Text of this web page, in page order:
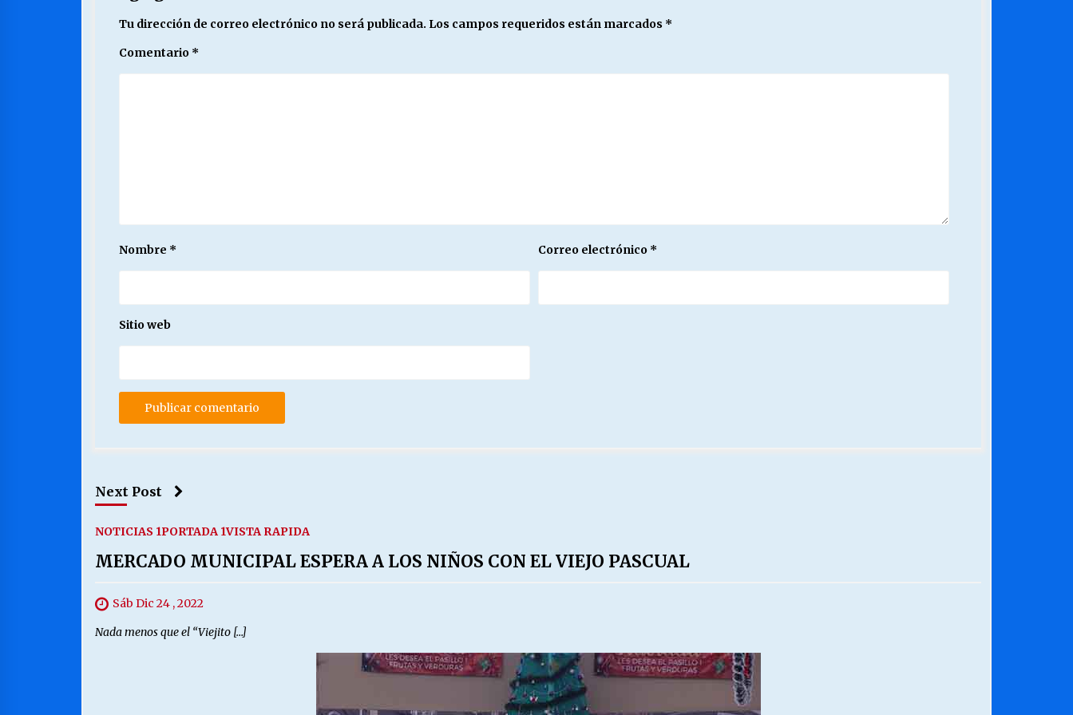
Tu dirección de correo electrónico no será publicada. Los campos requeridos están marcados *
Comentario *
Nombre * Correo electrónico *
Sitio web
Next Post
NOTICIAS 1PORTADA 1VISTA RAPIDA
MERCADO MUNICIPAL ESPERA A LOS NIÑOS CON EL VIEJO PASCUAL
Sáb Dic 24 , 2022
Nada menos que el “Viejito […]